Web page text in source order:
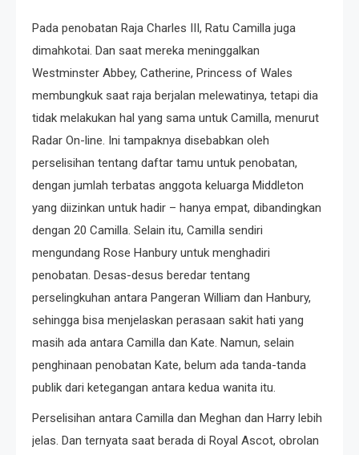
Pada penobatan Raja Charles III, Ratu Camilla juga
dimahkotai. Dan saat mereka meninggalkan
Westminster Abbey, Catherine, Princess of Wales
membungkuk saat raja berjalan melewatinya, tetapi dia
tidak melakukan hal yang sama untuk Camilla, menurut
Radar On-line. Ini tampaknya disebabkan oleh
perselisihan tentang daftar tamu untuk penobatan,
dengan jumlah terbatas anggota keluarga Middleton
yang diizinkan untuk hadir – hanya empat, dibandingkan
dengan 20 Camilla. Selain itu, Camilla sendiri
mengundang Rose Hanbury untuk menghadiri
penobatan. Desas-desus beredar tentang
perselingkuhan antara Pangeran William dan Hanbury,
sehingga bisa menjelaskan perasaan sakit hati yang
masih ada antara Camilla dan Kate. Namun, selain
penghinaan penobatan Kate, belum ada tanda-tanda
publik dari ketegangan antara kedua wanita itu.
Perselisihan antara Camilla dan Meghan dan Harry lebih
jelas. Dan ternyata saat berada di Royal Ascot, obrolan